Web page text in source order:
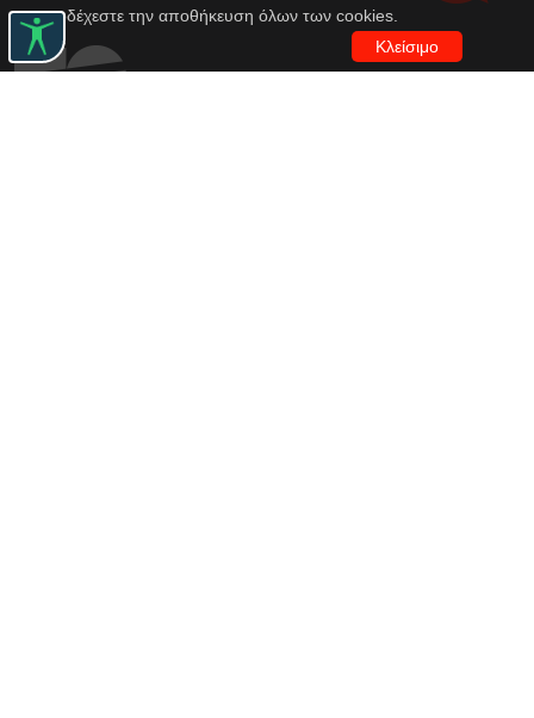
αποδέχεστε την αποθήκευση όλων των cookies.
Κλείσιμο